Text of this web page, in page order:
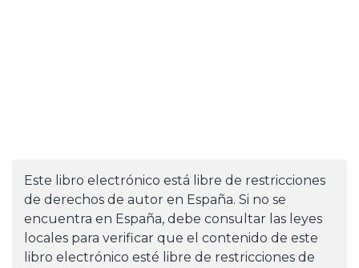
Este libro electrónico está libre de restricciones
de derechos de autor en España. Si no se
encuentra en España, debe consultar las leyes
locales para verificar que el contenido de este
libro electrónico esté libre de restricciones de